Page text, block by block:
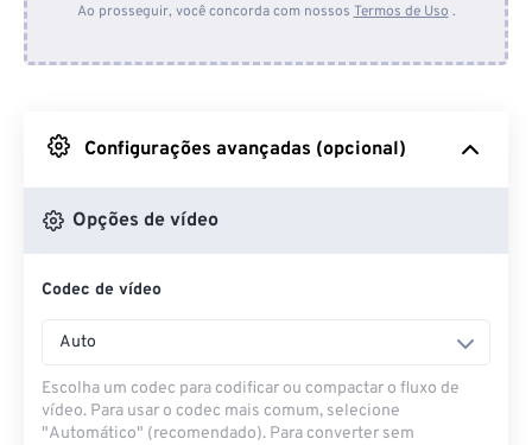
Do Google Drive
Do OneDrive
Ao prosseguir, você concorda com nossos Termos de Uso .
Configurações avançadas (opcional)
Opções de vídeo
Codec de vídeo
Auto
Escolha um codec para codificar ou compactar o fluxo de
vídeo. Para usar o codec mais comum, selecione
"Automático" (recomendado). Para converter sem